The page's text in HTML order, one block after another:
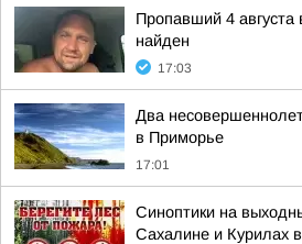
Пропавший 4 августа
найден
17:03
Два
в Приморье
17:01
Синоптики на
Сахалине и Курилах